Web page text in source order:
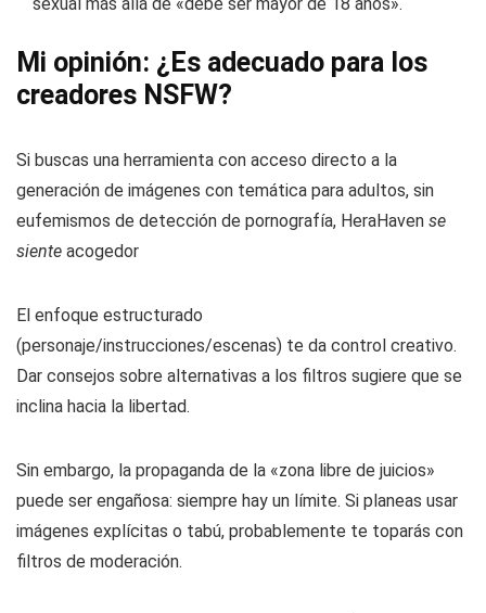
Mi opinión: ¿Es adecuado para los
creadores NSFW?
Si buscas una herramienta con acceso directo a la
generación de imágenes con temática para adultos, sin
eufemismos de detección de pornografía, HeraHaven se
siente acogedor
El enfoque estructurado
(personaje/instrucciones/escenas) te da control creativo.
Dar consejos sobre alternativas a los filtros sugiere que se
inclina hacia la libertad.
Sin embargo, la propaganda de la «zona libre de juicios»
puede ser engañosa: siempre hay un límite. Si planeas usar
imágenes explícitas o tabú, probablemente te toparás con
filtros de moderación.